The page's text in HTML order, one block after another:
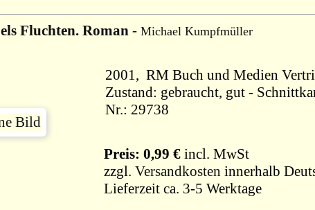
Fluchten. Roman - Michael Kumpfmüller
Zustand: gebraucht, gut -
Nr.: 29738
Preis: 0,99 € incl. MwSt
zzgl. Versandkosten innerhalb
Lieferzeit ca. 3-5 Werktage